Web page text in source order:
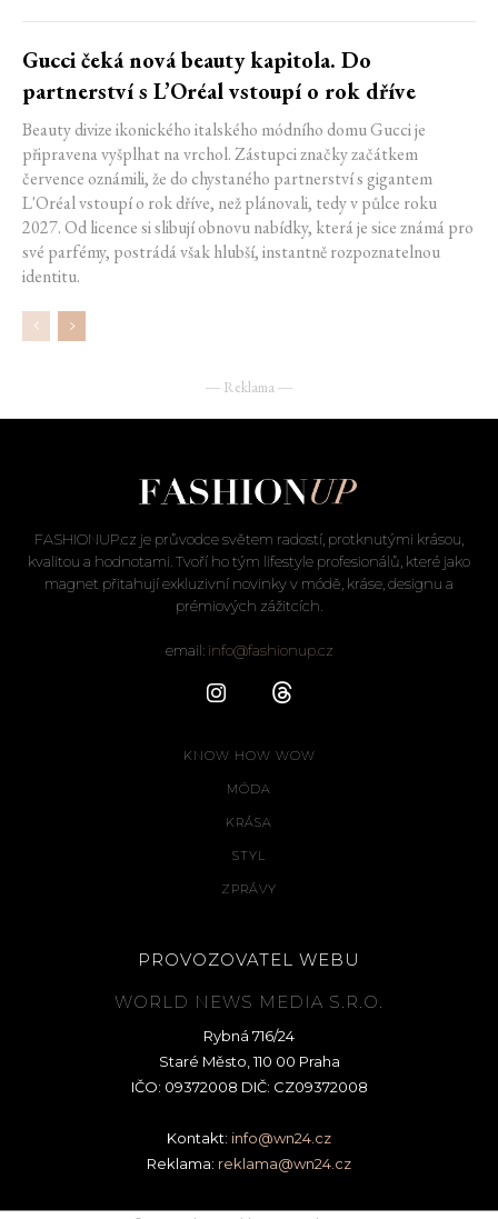
Gucci čeká nová beauty kapitola. Do
partnerství s L’Oréal vstoupí o rok dříve
Beauty divize ikonického italského módního domu Gucci je
připravena vyšplhat na vrchol. Zástupci značky začátkem
července oznámili, že do chystaného partnerství s gigantem
L'Oréal vstoupí o rok dříve, než plánovali, tedy v půlce roku
2027. Od licence si slibují obnovu nabídky, která je sice známá pro
své parfémy, postrádá však hlubší, instantně rozpoznatelnou
identitu.
― Reklama ―
FASHIONUP.cz je průvodce světem radostí, protknutými krásou,
kvalitou a hodnotami. Tvoří ho tým lifestyle profesionálů, které jako
magnet přitahují exkluzivní novinky v módě, kráse, designu a
prémiových zážitcích.
email: info@fashionup.cz
KNOW HOW WOW
MÓDA
KRÁSA
STYL
ZPRÁVY
PROVOZOVATEL WEBU
WORLD NEWS MEDIA S.R.O.
Rybná 716/24
Staré Město, 110 00 Praha
IČO: 09372008 DIČ: CZ09372008
Kontakt: info@wn24.cz
Reklama: reklama@wn24.cz